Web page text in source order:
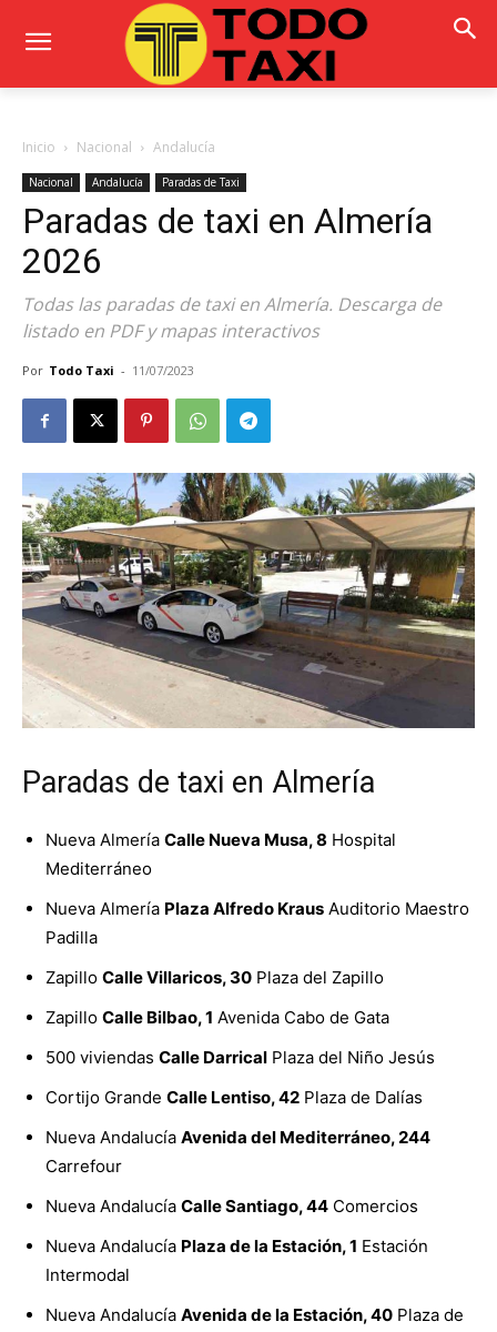
Inicio Nacional Andalucía
Nacional Andalucía Paradas de Taxi
Paradas de taxi en Almería
2026
Todas las paradas de taxi en Almería. Descarga de
listado en PDF y mapas interactivos
Por Todo Taxi - 11/07/2023
Paradas de taxi en Almería
Nueva Almería Calle Nueva Musa, 8 Hospital
Mediterráneo
Nueva Almería Plaza Alfredo Kraus Auditorio Maestro
Padilla
Zapillo Calle Villaricos, 30 Plaza del Zapillo
Zapillo Calle Bilbao, 1 Avenida Cabo de Gata
500 viviendas Calle Darrical Plaza del Niño Jesús
Cortijo Grande Calle Lentiso, 42 Plaza de Dalías
Nueva Andalucía Avenida del Mediterráneo, 244
Carrefour
Nueva Andalucía Calle Santiago, 44 Comercios
Nueva Andalucía Plaza de la Estación, 1 Estación
Intermodal
Nueva Andalucía Avenida de la Estación, 40 Plaza de